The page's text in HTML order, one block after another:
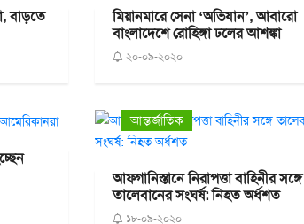
বাড়তে
মিয়ানমারে সেনা ‘অভিযান’, আবারো
বাংলাদেশে রোহিঙ্গা ঢলের আশঙ্কা
২০-০৯-২০২০
আন্তর্জাতিক
আফগানিস্তানে নিরাপত্তা বাহিনীর সঙ্গে
তালেবানের সংঘর্ষ: নিহত অর্ধশত
১৮-০৯-২০২০